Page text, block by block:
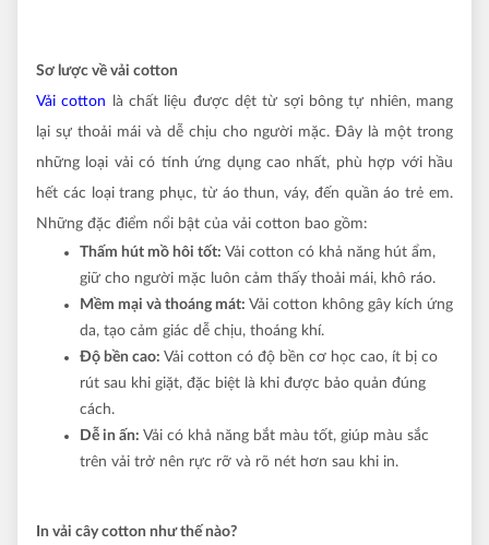
Sơ lược về vải cotton
Vải cotton là chất liệu được dệt từ sợi bông tự nhiên, mang
lại sự thoải mái và dễ chịu cho người mặc. Đây là một trong
những loại vải có tính ứng dụng cao nhất, phù hợp với hầu
hết các loại trang phục, từ áo thun, váy, đến quần áo trẻ em.
Những đặc điểm nổi bật của vải cotton bao gồm:
Thấm hút mồ hôi tốt: Vải cotton có khả năng hút ẩm,
giữ cho người mặc luôn cảm thấy thoải mái, khô ráo.
Mềm mại và thoáng mát: Vải cotton không gây kích ứng
da, tạo cảm giác dễ chịu, thoáng khí.
Độ bền cao: Vải cotton có độ bền cơ học cao, ít bị co
rút sau khi giặt, đặc biệt là khi được bảo quản đúng
cách.
Dễ in ấn: Vải có khả năng bắt màu tốt, giúp màu sắc
trên vải trở nên rực rỡ và rõ nét hơn sau khi in.
In vải cây cotton như thế nào?